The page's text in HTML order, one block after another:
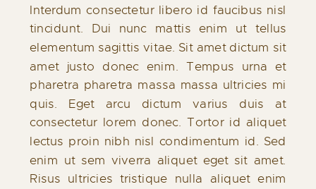
Interdum consectetur libero id faucibus nisl
tincidunt. Dui nunc mattis enim ut tellus
elementum sagittis vitae. Sit amet dictum sit
amet justo donec enim. Tempus urna et
pharetra pharetra massa massa ultricies mi
quis. Eget arcu dictum varius duis at
consectetur lorem donec. Tortor id aliquet
lectus proin nibh nisl condimentum id. Sed
enim ut sem viverra aliquet eget sit amet.
Risus ultricies tristique nulla aliquet enim